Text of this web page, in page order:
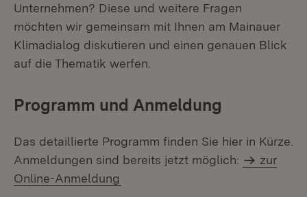
Unternehmen? Diese und weitere Fragen
möchten wir gemeinsam mit Ihnen am Mainauer
Klimadialog diskutieren und einen genauen Blick
auf die Thematik werfen.
Programm und Anmeldung
Das detaillierte Programm finden Sie hier in Kürze.
Anmeldungen sind bereits jetzt möglich:
zur
Online-Anmeldung